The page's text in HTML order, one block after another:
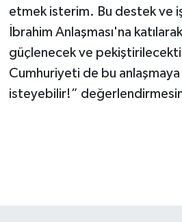
etmek isterim. Bu destek ve
İbrahim Anlaşması'na
güçlenecek ve
Cumhuriyeti de bu anlaşmaya
isteyebilir!”